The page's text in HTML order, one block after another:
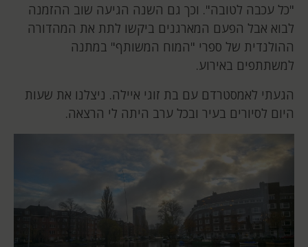
"כל עכבה לטובה". וכך גם השנה הגיעה שוב ההזמנה
לבוא אבל הפעם המארגנים ביקשו לתת את המהדורה
ההולנדית של ספרי "המוח המשותף" במתנה
למשתתפים באירוע.
הגעתי לאמסטרדם עם בת זוגי איילה. ניצלנו את שעות
היום לסיורים בעיר ובכל ערב היתה לי הרצאה.